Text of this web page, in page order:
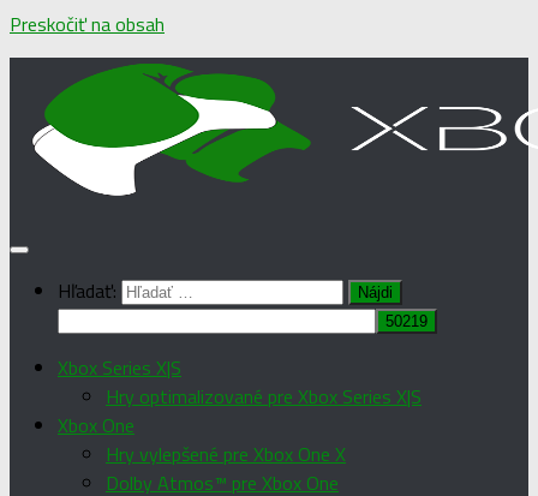
Preskočiť na obsah
Hľadať:
Xbox Series X|S
Hry optimalizované pre Xbox Series X|S
Xbox One
Hry vylepšené pre Xbox One X
Dolby Atmos™ pre Xbox One